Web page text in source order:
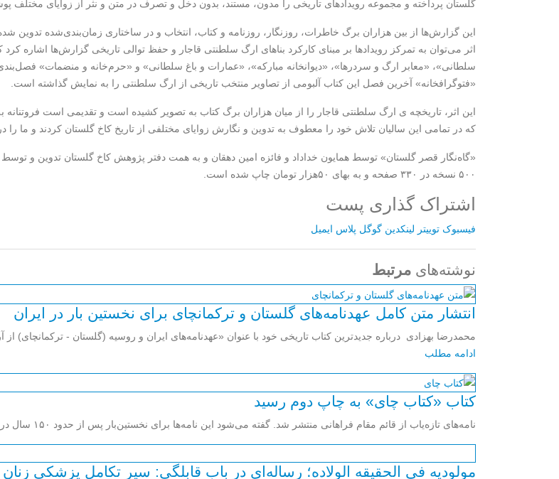
گلستان پرداخته و مجموعه رویدادهای تاریخی را مدون، مستند، بدون دخل و تصرف در متن و نثر از زوایای مختلف
این گزارش‌ها از بین هزاران برگ خاطرات، روزنگار، روزنامه و کتاب، انتخاب و در ساختاری زمان‌بندی‌شده تدوین
اثر می‌توان به تمرکز رویدادها بر مبنای کارکرد بناهای ارگ سلطنتی قاجار و حفظ توالی تاریخی گزارش‌ها
سلطانی»، «معابر ارگ و سردرها»، «دیوانخانه مبارکه»، «عمارات و باغ سلطانی» و «حرم‌خانه و منضمات»
«فتوگرافخانه» آخرین فصل این کتاب آلبومی از تصاویر منتخب تاریخی از ارگ سلطنتی را به نمایش گذاشته است.
این اثر، تاریخچه ی ارگ سلطنتی قاجار را از میان هزاران برگ کتاب به تصویر کشیده است و تقدیمی است فروتنانه
که در تمامی این سالیان تلاش خود را معطوف به تدوین و نگارش زوایای مختلفی از تاریخ کاخ گلستان کردند و ما را
«گاه‌نگار قصر گلستان» توسط همایون خداداد و فائزه امین دهقان و به همت دفتر پژوهش کاخ گلستان تدوین و
۵۰۰ نسخه در ۳۳۰ صفحه و به بهای ۵۰هزار تومان چاپ شده است.
اشتراک گذاری پست
فیسبوک توییتر لینکدین گوگل پلاس ایمیل
نوشته‌های مرتبط
انتشار متن کامل عهدنامه‌های گلستان و ترکمانچای برای نخستین بار در ایران
محمدرضا بهزادی درباره جدیدترین کتاب تاریخی خود با عنوان «عهدنامه‌های ایران و روسیه (گلستان - ترکمانچاى) از
ادامه مطلب
کتاب «کتاب چای» به چاپ دوم رسید
نامه‌های تازه‌یاب از قائم مقام فراهانی منتشر شد. گفته می‌شود این نامه‌ها برای نخستین‌بار پس از حدود ۱۵۰ سال در...
مولودیه فى الحقیقه الولاده؛ رساله‌ای در باب قابلگی: سیر تکامل پزشکی زنان